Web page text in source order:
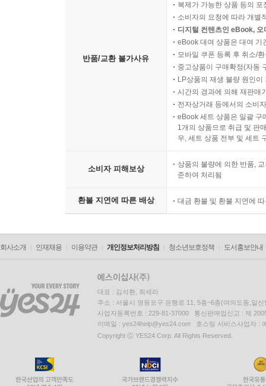
반품/교환 불가사유
복제가 가능한 상품 등의
소비자의 요청에 따라 개별
디지털 컨텐츠인 eBook,
eBook 대여 상품은 대여 기
모바일 쿠폰 등록 후 취소/
중고상품이 구매확정(자동
LP상품의 재생 불량 원인
시간의 경과에 의해 재판매
전자상거래 등에서의 소비
eBook 세트 상품은 일괄 구
1개의 상품으로 취급 및 판
우, 세트 상품 전부 및 세트
소비자 피해보상
상품의 불량에 의한 반품,
준하여 처리됨
환불 지연에 따른 배상 대금 환불 및 환불 지연에
회사소개 인재채용 이용약관 개인정보처리방침 청소년보호정책 도서홍보안내
대표 : 김석환, 최세라
주소 : 서울시 영등포구 은행로 11, 5층~6층(여의도동,일신
사업자등록번호 : 229-81-37000 통신판매업신고 : 제
이메일 : yes24help@yes24.com 호스팅 서비스사업자 :
Copyright ⓒ YES24 Corp. All Rights Reserved.